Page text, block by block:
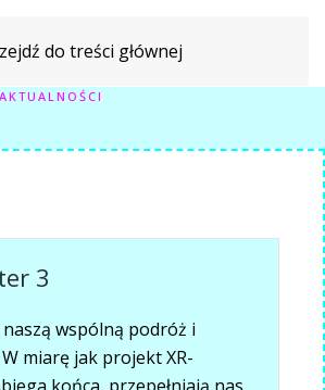
do treści głównej
AKTUALNOŚCI
3
wspólną podróż i
miarę jak projekt XR-